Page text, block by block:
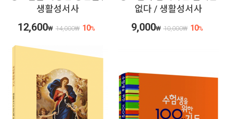
생활성서사
12,600₩ 14,000₩ 10%
없다 / 생활성서사
9,000₩ 10,000₩ 10%